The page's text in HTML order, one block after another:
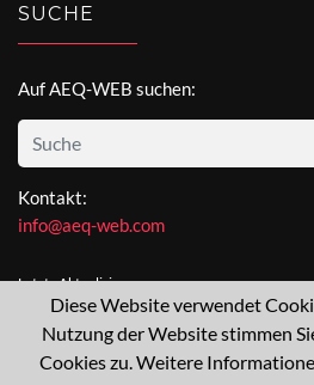
SUCHE
Auf AEQ-WEB suchen:
Kontakt:
info@aeq-web.com
Letzte Aktualisierung:
[not available]
Diese Website verwendet
Nutzung der Website stimmen
Cookies zu. Weitere